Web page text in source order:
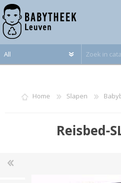
Home Slapen
Reisbed-